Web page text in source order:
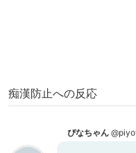
痴漢防止への反応
ぴなちゃん